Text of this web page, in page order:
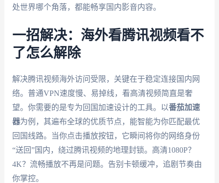
处世界哪个角落，都能畅享国内影音内容。
一招解决：海外看腾讯视频看不
了怎么解除
解决腾讯视频海外访问受限，关键在于稳定连接国内网
络。普通VPN速度慢、易掉线，看高清视频简直是奢
望。你需要的是专为回国加速设计的工具。以番茄加速
器为例，其遍布全球的优质节点，能智能为你匹配最优
回国线路。当你点击播放按钮，它瞬间将你的网络身份
“送回”国内，绕过腾讯视频的地理封锁。高清1080P？
4K？流畅播放不再是问题。告别卡顿缓冲，追剧节奏由
你掌控。